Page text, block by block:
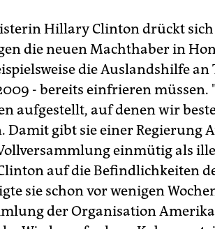
Hillary Clinton drückt
die neuen Machthaber in
die Auslandshilfe
- bereits einfrieren müssen.
aufgestellt, auf denen wir
Damit gibt sie einer Regierung
einmütig als
auf die Befindlichkeiten
sie schon vor wenigen
der Organisation